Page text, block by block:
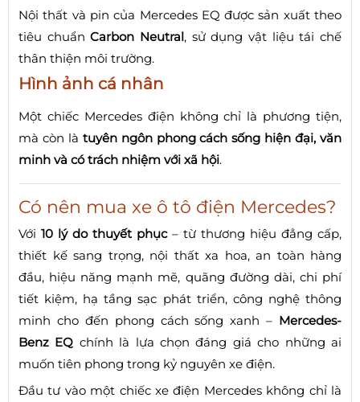
Nội thất và pin của Mercedes EQ được sản xuất theo
tiêu chuẩnCarbon Neutral, sử dụng vật liệu tái chế
thân thiện môi trường.
Hình ảnh cá nhân
Một chiếc Mercedes điện không chỉ là phương tiện,
mà còn là tuyên ngôn phong cách sống hiện đại, văn
minh và có trách nhiệm với xã hội.
Có nên mua xe ô tô điện Mercedes?
Với 10 lý do thuyết phục– từ thương hiệu đẳng cấp,
thiết kế sang trọng, nội thất xa hoa, an toàn hàng
đầu, hiệu năng mạnh mẽ, quãng đường dài, chi phí
tiết kiệm, hạ tầng sạc phát triển, công nghệ thông
minh cho đến phong cách sống xanh – Mercedes-
Benz EQ chính là lựa chọn đáng giá cho những ai
muốn tiên phong trong kỷ nguyên xe điện.
Đầu tư vào một chiếc xe điện Mercedes không chỉ là